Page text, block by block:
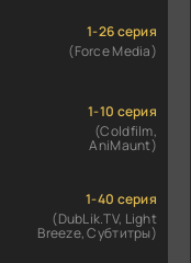
1-26 серия
(Force Media)
1-10 серия
(Coldfilm,
AniMaunt)
1-40 серия
(DubLik.TV, Light
Breeze, Субтитры)